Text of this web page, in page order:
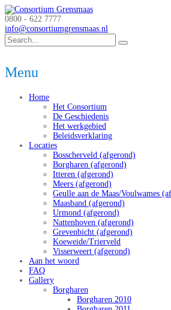
0800 - 622 7777
info@consortiumgrensmaas.nl
Menu
Home
Het Consortium
De Geschiedenis
Het werkgebied
Beleidsverklaring
Locaties
Bosscherveld (afgerond)
Borgharen (afgerond)
Itteren (afgerond)
Meers (afgerond)
Geulle aan de Maas/Voulwames
Maasband (afgerond)
Urmond (afgerond)
Nattenhoven (afgerond)
Grevenbicht (afgerond)
Koeweide/Trierveld
Visserweert (afgerond)
Aan het woord
FAQ
Gallery
Borgharen
Borgharen 2010